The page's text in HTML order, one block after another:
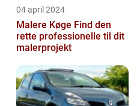
04 april 2024
Malere Køge Find den
rette professionelle til dit
malerprojekt